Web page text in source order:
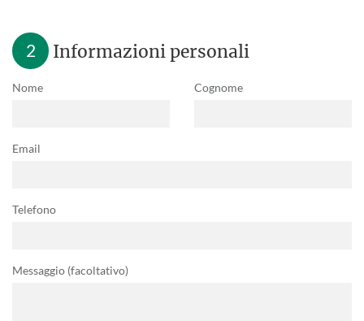
2 Informazioni personali
Nome Cognome
Email
Telefono
Messaggio (facoltativo)